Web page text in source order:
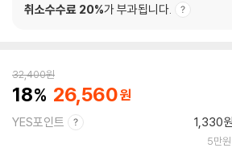
취소수수료 20%가 부과됩니다.
32,400원
18 26,560
YES포인트 1,330
5만